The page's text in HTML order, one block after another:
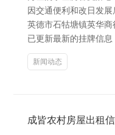
因交通便利和改日发展
英德市石牯塘镇英华
已更新最新的挂牌信息
新闻动态
成皆农村房屋出租